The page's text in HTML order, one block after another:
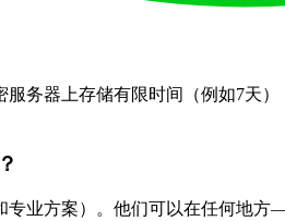
务器上存储有限时间（例如7天
专业方案）。他们可以在任何